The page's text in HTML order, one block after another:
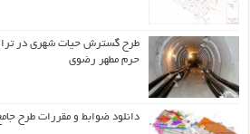
طرح گسترش حیات شهري در
حرم مطهر رضوي
دانلود ضوابط و مقررات طرح